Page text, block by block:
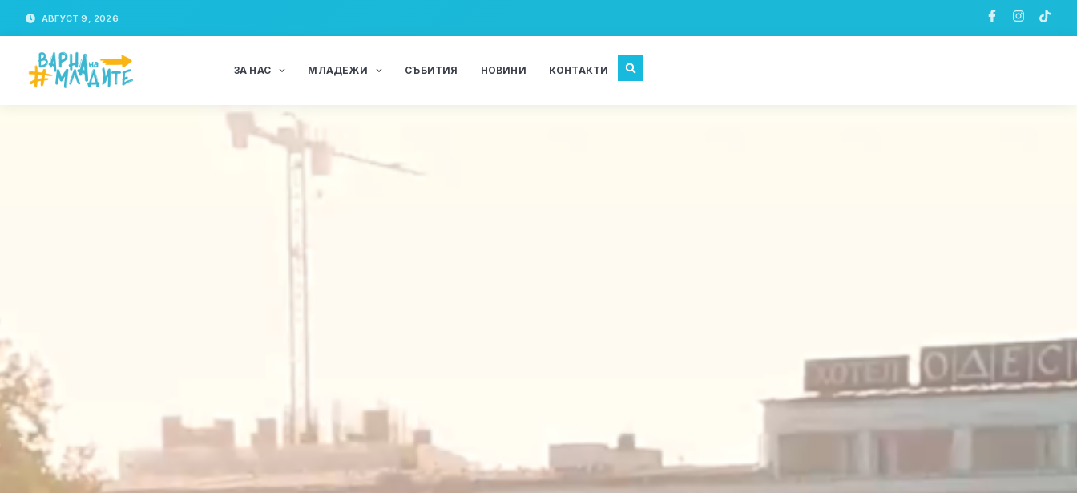
АВГУСТ 9, 2026
ЗА НАС МЛАДЕЖИ СЪБИТИЯ НОВИНИ КОНТАКТИ